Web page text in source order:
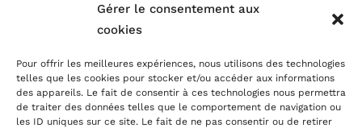
Gérer le consentement aux
cookies
Pour offrir les meilleures expériences, nous utilisons des technologies
telles que les cookies pour stocker et/ou accéder aux informations
des appareils. Le fait de consentir à ces technologies nous permettra
de traiter des données telles que le comportement de navigation ou
les ID uniques sur ce site. Le fait de ne pas consentir ou de retirer
Appelez-nous
06.09.63.07.95
Par Mail
atelier@francetouch.fr